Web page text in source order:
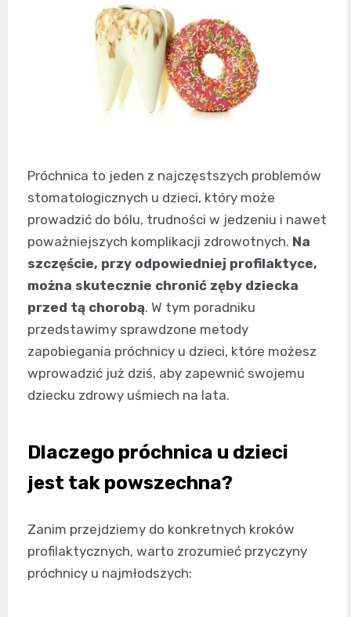
Próchnica to jeden z najczęstszych problemów
stomatologicznych u dzieci, który może
prowadzić do bólu, trudności w jedzeniu i nawet
poważniejszych komplikacji zdrowotnych. Na
szczęście, przy odpowiedniej profilaktyce,
można skutecznie chronić zęby dziecka
przed tą chorobą. W tym poradniku
przedstawimy sprawdzone metody
zapobiegania próchnicy u dzieci, które możesz
wprowadzić już dziś, aby zapewnić swojemu
dziecku zdrowy uśmiech na lata.
Dlaczego próchnica u dzieci
jest tak powszechna?
Zanim przejdziemy do konkretnych kroków
profilaktycznych, warto zrozumieć przyczyny
próchnicy u najmłodszych: